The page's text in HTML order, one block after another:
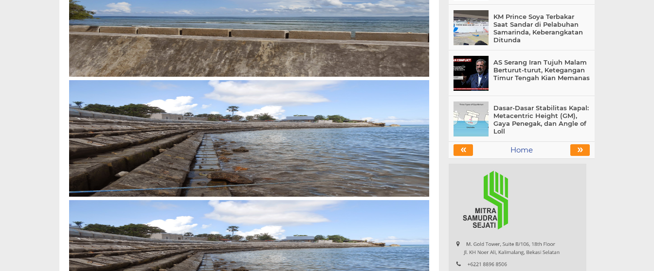
KM Prince Soya Terbakar
Saat Sandar di Pelabuhan
Samarinda, Keberangkatan
Ditunda
AS Serang Iran Tujuh Malam
Berturut-turut, Ketegangan
Timur Tengah Kian Memanas
Dasar-Dasar Stabilitas Kapal:
Metacentric Height (GM),
Gaya Penegak, dan Angle of
Loll
« »
Home